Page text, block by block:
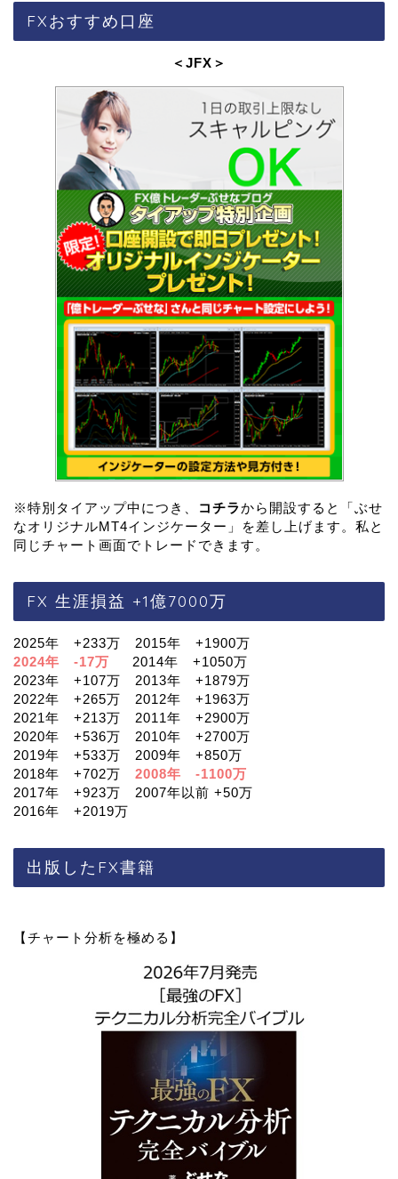
FXおすすめ口座
＜JFX ＞
※特別タイアップ中につき、 コチラから開設すると「ぶせ
なオリジナルMT4インジケーター」を差し上げます。私と
同じチャート画面でトレードできます。
FX 生涯損益 +1億7000万
2025年 +233万 2015年 +1900万
2024年 -17万
2014年 +1050万
2023年 +107万 2013年 +1879万
2022年 +265万 2012年 +1963万
2021年 +213万 2011年 +2900万
2020年 +536万 2010年 +2700万
2019年 +533万 2009年 +850万
2018年 +702万 2008年 -1100万
2017年 +923万 2007年以前 +50万
2016年 +2019万
出版したFX書籍
【チャート分析を極める】